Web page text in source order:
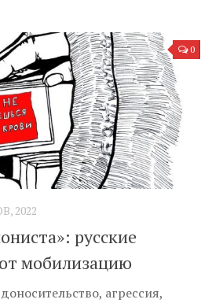
0
2022
русские
мобилизацию
агрессия,